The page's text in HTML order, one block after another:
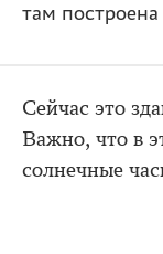
там
Сейчас это
Важно, что в
солнечные